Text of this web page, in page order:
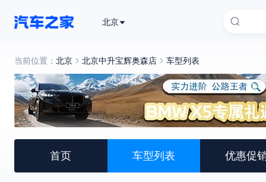
北京
当前位置： 北京 北京中升宝辉奥森店 车型列表
首页 车型列表 优惠促